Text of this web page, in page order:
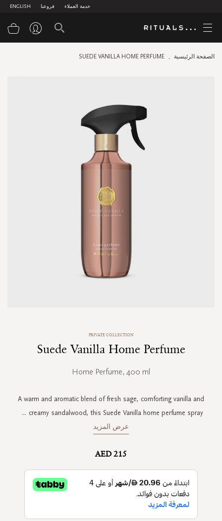
ENGLISH فروعنا خدمة العملاء
الصفحة الرئيسية SUEDE VANILLA HOME PERFUME
gallery
PRIVATE COLLECTION
Suede Vanilla Home Perfume
Home Perfume, 400 ml
A warm and aromatic blend of fresh sage, comforting vanilla and
creamy sandalwood, this Suede Vanilla home perfume spray
...
عرض المزيد
AED 215